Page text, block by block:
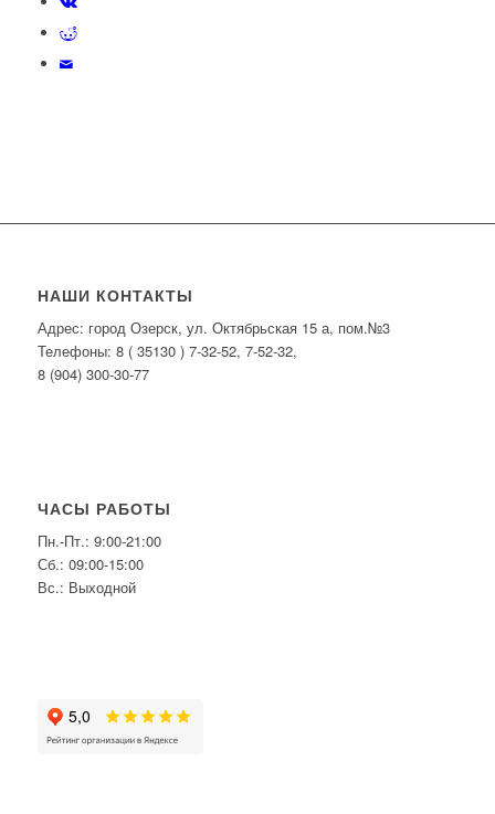
НАШИ КОНТАКТЫ
Адрес: город Озерск, ул. Октябрьская 15 а, пом.№3
Телефоны: 8 ( 35130 ) 7-32-52, 7-52-32,
8 (904) 300-30-77
ЧАСЫ РАБОТЫ
Пн.-Пт.: 9:00-21:00
Сб.: 09:00-15:00
Вс.: Выходной